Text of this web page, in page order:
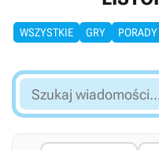
WSZYSTKIE GRY PORADY
Szukaj
wiadomości...